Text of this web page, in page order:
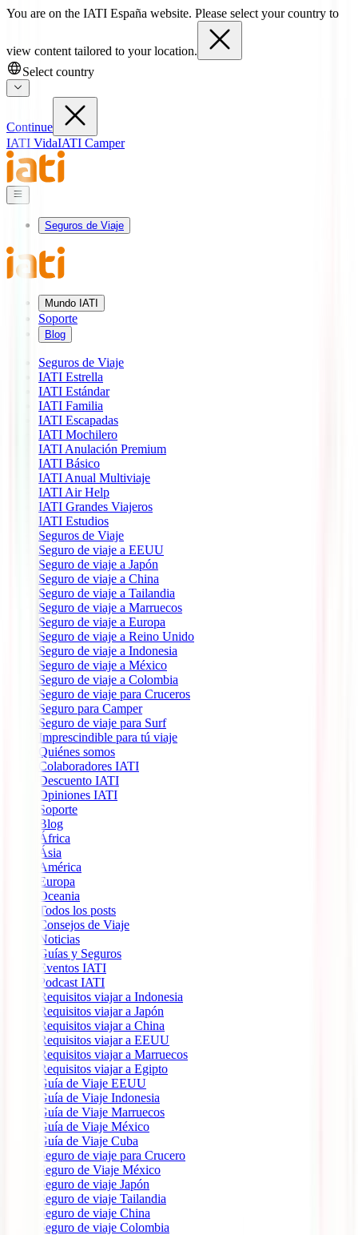
You are on the IATI España website. Please select your country to
view content tailored to your location.
Select country
Continue
IATI VidaIATI Camper
Seguros de Viaje
Mundo IATI
Soporte
Blog
Seguros de Viaje
IATI Estrella
IATI Estándar
IATI Familia
IATI Escapadas
IATI Mochilero
IATI Anulación Premium
IATI Básico
IATI Anual Multiviaje
IATI Air Help
IATI Grandes Viajeros
IATI Estudios
Seguros de Viaje
Seguro de viaje a EEUU
Seguro de viaje a Japón
Seguro de viaje a China
Seguro de viaje a Tailandia
Seguro de viaje a Marruecos
Seguro de viaje a Europa
Seguro de viaje a Reino Unido
Seguro de viaje a Indonesia
Seguro de viaje a México
Seguro de viaje a Colombia
Seguro de viaje para Cruceros
Seguro para Camper
Seguro de viaje para Surf
Imprescindible para tú viaje
Quiénes somos
Colaboradores IATI
Descuento IATI
Opiniones IATI
Soporte
Blog
África
Ásia
América
Europa
Oceania
Todos los posts
Consejos de Viaje
Noticias
Guías y Seguros
Eventos IATI
Podcast IATI
Requisitos viajar a Indonesia
Requisitos viajar a Japón
Requisitos viajar a China
Requisitos viajar a EEUU
Requisitos viajar a Marruecos
Requisitos viajar a Egipto
Guía de Viaje EEUU
Guía de Viaje Indonesia
Guía de Viaje Marruecos
Guía de Viaje México
Guía de Viaje Cuba
Seguro de viaje para Crucero
Seguro de Viaje México
Seguro de viaje Japón
Seguro de viaje Tailandia
Seguro de viaje China
Seguro de viaje Colombia